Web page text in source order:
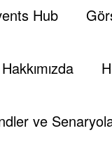
Hub
Hakkımızda
ve